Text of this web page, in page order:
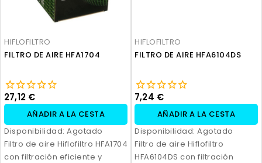
HIFLOFILTRO
FILTRO DE AIRE HFA1704
27,12 €
AÑADIR A LA CESTA
Disponibilidad: Agotado
Filtro de aire Hiflofiltro HFA1704
con filtración eficiente y
HIFLOFILTRO
FILTRO DE AIRE HFA6104DS
7,24 €
AÑADIR A LA CESTA
Disponibilidad: Agotado
Filtro de aire Hiflofiltro
HFA6104DS con filtración